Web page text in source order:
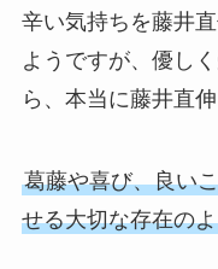
辛い気持ちを藤井
ようですが、優し
ら、本当に藤井直
葛藤や喜び、良い
せる大切な存在の